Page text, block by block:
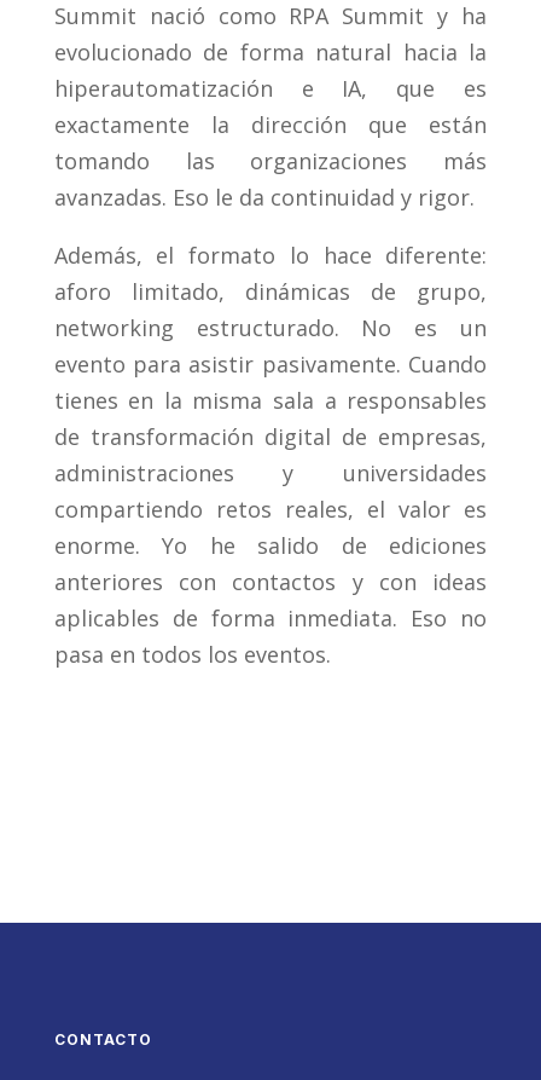
Summit nació como RPA Summit y ha
evolucionado de forma natural hacia la
hiperautomatización e IA, que es
exactamente la dirección que están
tomando las organizaciones más
avanzadas. Eso le da continuidad y rigor.
Además, el formato lo hace diferente:
aforo limitado, dinámicas de grupo,
networking estructurado. No es un
evento para asistir pasivamente. Cuando
tienes en la misma sala a responsables
de transformación digital de empresas,
administraciones y universidades
compartiendo retos reales, el valor es
enorme. Yo he salido de ediciones
anteriores con contactos y con ideas
aplicables de forma inmediata. Eso no
pasa en todos los eventos.
CONTACTO